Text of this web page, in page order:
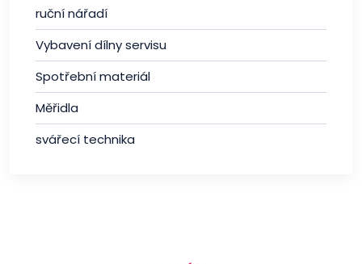
ruční nářadí
Vybavení dílny servisu
Spotřební materiál
Měřidla
svářecí technika